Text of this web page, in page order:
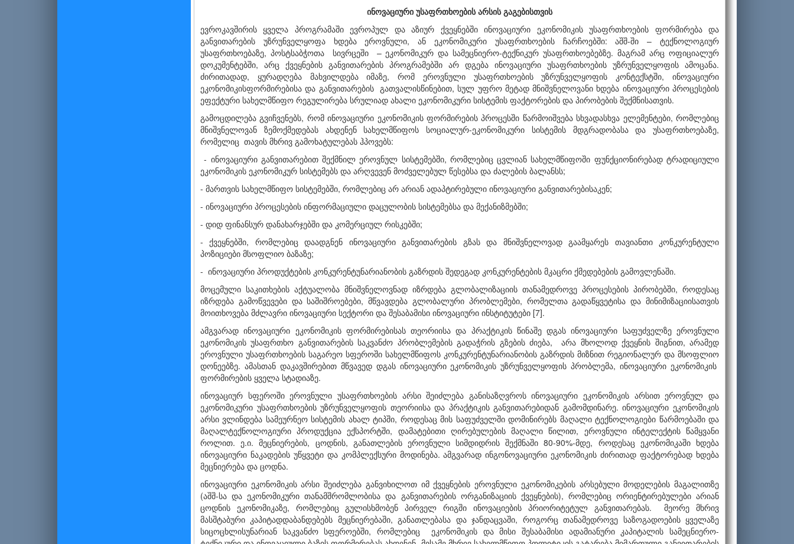
ინოვაციური უსაფრთხოებისარსისგაგებისთვის
ევროკავშირის ყველა პროგრამაში ევროპულ და აზიურ ქვეყნებში ინოვაციური ეკონომიკის უსაფრთხოების ფორმირება და
განვითარების უზრუნველყოფა ხდება ეროვნული, ან ეკონომიკური უსაფრთხოების ჩარჩოებში: აშშ-ში – ტექნოლოგიურ
უსაფრთხოებაზე, პოსტსაბჭოთა სივრცეში – ეკონომიკურ და სამეცნიერო-ტექნიკურ უსაფრთხოებებზე. მაგრამ არც ოფიციალურ
დოკუმენტებში, არც ქვეყნების განვითა­რების პროგრამებში არ დგება ინოვაციური უსაფრთხოების უზრუნველყოფის ამოცანა.
ძირითადად, ყურადღება მახვილდება იმაზე, რომ ეროვნული უსაფრთხო­ების უზრუნველყოფის კონტექსტში, ინოვაციური
ეკონომიკისფორმირებისა და განვითარების გათვალისწინებით, სულ უფრო მეტად მნიშვნელოვანი ხდება ინოვა­ციური პროცესების
ეფექტური სახელმწიფო რეგულირება სრულიად ახალი ეკონომიკური სისტემის ფაქტორების და პირობების შექმნისათვის.
გამოცდილება გვიჩვენებს, რომ ინოვაციური ეკონომიკის ფორმირების პრო­ცესში წარმოიშვება სხვადასხვა ელემენტები, რომლებიც
მნიშვნელოვან ზემოქმე­დებას ახდენენ სახელმწიფოს სოციალურ-ეკონომიკური სისტემის მდგრადობასა და უსაფრთხოებაზე,
რომელიც თავის მხრივ გამოხატულებას ჰპოვებს:
- ინოვაციური განვითარებით შექმნილ ეროვნულ სისტემებში, რომლებიც ცვლიან სახელმწიფოში ფუნქციონირებად ტრადიციული
ეკონომიკის ეკონომიკურ სისტემებს და არღვევენ მოძველებულ წესებსა და ძალების ბალანსს;
- მართვის სახელმწიფო სისტემებში, რომლებიც არ არიან ადაპტირებული ინოვაციური განვითარებისაკენ;
- ინოვაციური პროცესების ინფორმაციული დაცულობის სისტემებსა და მექანიზმებში;
- დიდ ფინანსურ დანახარჯებში და კომერციულ რისკებში;
- ქვეყნებში, რომლებიც დაადგნენ ინოვაციური განვითარების გზას და მნიშვნელოვად გაამყარეს თავიანთი კონკურენტული
პოზიციები მსოფლიო ბაზაზე;
- ინოვაციური პროდუქტების კონკურენტუნარიანობის გაზრდის შედეგად კონკურენტების მკაცრი ქმედებების გამოვლენაში.
მოცემული საკითხების აქტუალობა მნიშვნელოვნად იზრდება გლობალი­ზაციის თანამედროვე პროცესების პირობებში, როდესაც
იზრდება გამოწვევები და საშიშროებები, მწვავდება გლობალური პრობლემები, რომელთა გადაწყვეტისა და მინიმიზაციისათვის
მოითხოვება მძლავრი ინოვაციური სექტორი და შესაბამისი ინოვაციური ინსტიტუტები [7].
ამგვარად ინოვაციური ეკონომიკის ფორმირებისას თეორიისა და პრაქტიკის წინაშე დგას ინოვაციური საფუძველზე ეროვნული
ეკონომიკის უსაფრთხო განვითარების საკვანძო პრობლემების გადაჭრის გზების ძიება, არა მხოლოდ ქვეყნის შიგნით, არამედ
ეროვნული უსაფრთხოების საგარეო სფეროში სახელმწიფოს კონკურენტუნარიანობის გაზრდის მიზნით რეგიონალურ და მსოფლიო
დონეებზე. ამასთან დაკავშირებით მწვავედ დგას ინოვაციური ეკონომიკის უზრუნველყოფის პრობლემა, ინოვაციური ეკონომიკის
ფორმირების ყველა სტადიაზე.
ინოვაციურ სფეროში ეროვნული უსაფრთხოების არსი შეიძლება განისაზღვროს ინოვაციური ეკონომიკის არსით ეროვნულ და
ეკონომიკური უსაფრთხოების უზრუნველყოფის თეორიისა და პრაქტიკის განვითარებიდან გამომდინარე. ინოვაციური ეკონომიკის
არსი ვლინდება სამეურნეო სისტემის ახალ ტიპში, როდესაც მის საფუძველში დომინირებს მაღალი ტექნოლოგიები წარმოებაში და
მაღალტექნოლოგიური პროდუქცია ექსპორტში, დამატებითი ღირებულების მაღალი წილით, ეროვნული ინტელექტის წამყვანი
როლით. ე.ი. მეცნიერების, ცოდნის, განათლების ეროვნული სიმდიდრის შექმნაში 80-90%-მდე, როდესაც ეკონომიკაში ხდება
ინოვაციური ნაკადების უწყვეტი და კომპლექსური მოდინება. ამგვარად ინგონოვაციური ეკონომიკის ძირითად ფაქტორებად ხდება
მეცნიერება და ცოდნა.
ინოვაციური ეკონომიკის არსი შეიძლება განვიხილოთ იმ ქვეყნების ეროვნული ეკონომიკების არსებული მოდელების მაგალითზე
(აშშ-სა და ეკონომიკური თანამშრომლობისა და განვითარების ორგანიზაციის ქვეყნების), რომლებიც ორიენტირებულები არიან
ცოდნის ეკონომიკაზე, რომლებიც გულისხმობენ პირველ რიგში ინოვაციების პრიორიტეტულ განვითარებას. მეორე მხრივ
მასშტაბური კაპიტადდაბანდებებს მეცნიერებაში, განათლებასა და ჯანდაცვაში, როგორც თანამედროვე საზოგადოების ყველაზე
სიცოცხლისუნარიან საკვანძო სფეროებში, რომლებიც ეკონომიკის და მისი შესაბამისი ადამიანური კაპიტალის სამეცნიერო-